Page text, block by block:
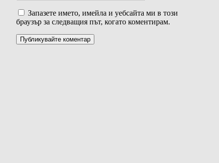
Запазете името, имейла и уебсайта ми в този
браузър за следващия път, когато коментирам.